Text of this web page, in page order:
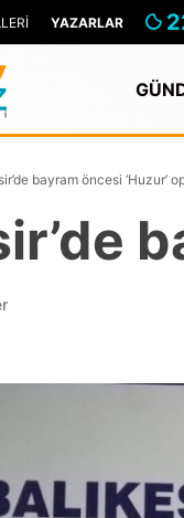
YAZARLAR
bayram öncesi ‘Huzur’